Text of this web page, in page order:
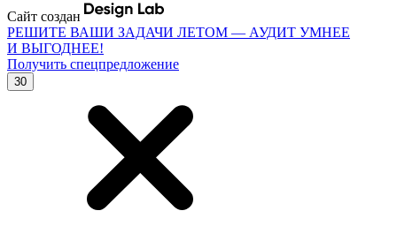
Сайт создан
РЕШИТЕ ВАШИ ЗАДАЧИ ЛЕТОМ — АУДИТ УМНЕЕ
И ВЫГОДНЕЕ!
Получить спецпредложение
30